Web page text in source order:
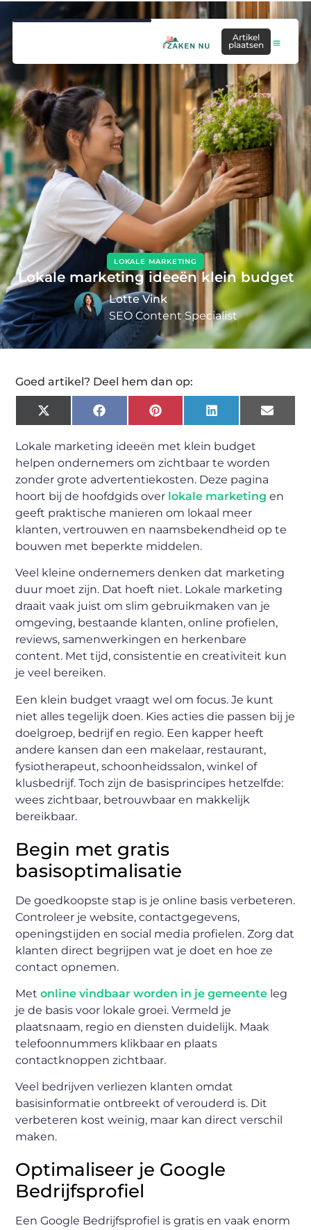
Artikel
plaatsen
LOKALE MARKETING
Lokale marketing ideeën klein budget
Lotte Vink
SEO Content Specialist
Goed artikel? Deel hem dan op:
X
(Twitter)
FacebookPinterestLinkedIn Email
Lokale marketing ideeën met klein budget
helpen ondernemers om zichtbaar te worden
zonder grote advertentiekosten. Deze pagina
hoort bij de hoofdgids over lokale marketing en
geeft praktische manieren om lokaal meer
klanten, vertrouwen en naamsbekendheid op te
bouwen met beperkte middelen.
Veel kleine ondernemers denken dat marketing
duur moet zijn. Dat hoeft niet. Lokale marketing
draait vaak juist om slim gebruikmaken van je
omgeving, bestaande klanten, online profielen,
reviews, samenwerkingen en herkenbare
content. Met tijd, consistentie en creativiteit kun
je veel bereiken.
Een klein budget vraagt wel om focus. Je kunt
niet alles tegelijk doen. Kies acties die passen bij je
doelgroep, bedrijf en regio. Een kapper heeft
andere kansen dan een makelaar, restaurant,
fysiotherapeut, schoonheidssalon, winkel of
klusbedrijf. Toch zijn de basisprincipes hetzelfde:
wees zichtbaar, betrouwbaar en makkelijk
bereikbaar.
Begin met gratis
basisoptimalisatie
De goedkoopste stap is je online basis verbeteren.
Controleer je website, contactgegevens,
openingstijden en social media profielen. Zorg dat
klanten direct begrijpen wat je doet en hoe ze
contact opnemen.
Metonline vindbaar worden in je gemeente leg
je de basis voor lokale groei. Vermeld je
plaatsnaam, regio en diensten duidelijk. Maak
telefoonnummers klikbaar en plaats
contactknoppen zichtbaar.
Veel bedrijven verliezen klanten omdat
basisinformatie ontbreekt of verouderd is. Dit
verbeteren kost weinig, maar kan direct verschil
maken.
Optimaliseer je Google
Bedrijfsprofiel
Een Google Bedrijfsprofiel is gratis en vaak enorm